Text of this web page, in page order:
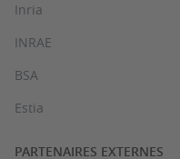
Inria
INRAE
BSA
Estia
PARTENAIRES EXTERNES